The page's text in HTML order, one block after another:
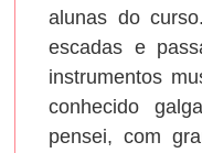
alunas do
escadas e
instrumentos
conhecido
pensei, com